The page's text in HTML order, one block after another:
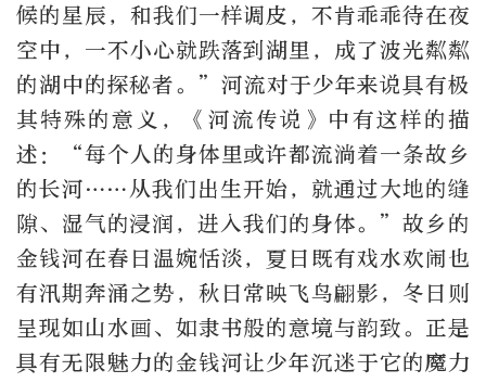
候的星辰，和我们一样调皮，不肯乖乖待在夜
空中，一不小心就跌落到湖里，成了波光粼粼
的湖中的探秘者。”河流对于少年来说具有极
其特殊的意义，《河流传说》中有这样的描
述：“每个人的身体里或许都流淌着一条故乡
的长河……从我们出生开始，就通过大地的缝
隙、湿气的浸润，进入我们的身体。”故乡的
金钱河在春日温婉恬淡，夏日既有戏水欢闹也
有汛期奔涌之势，秋日常映飞鸟翩影，冬日则
呈现如山水画、如隶书般的意境与韵致。正是
具有无限魅力的金钱河让少年沉迷于它的魔力